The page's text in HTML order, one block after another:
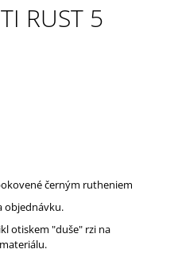
RUST 5
černým rutheniem
objednávku.
otiskem "duše" rzi na